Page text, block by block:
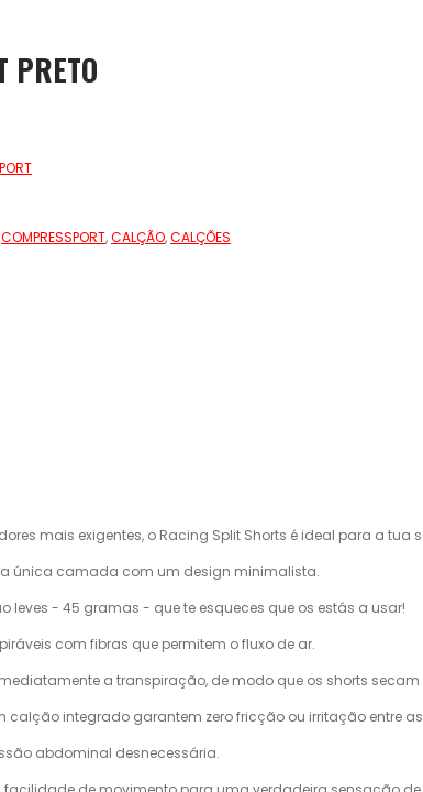
PRETO
COMPRESSPORT,CALÇÃO,CALÇÕES
mais exigentes, o Racing Split Shorts é ideal para a
única camada com um design minimalista.
leves - 45 gramas - que te esqueces que os estás a usar!
com fibras que permitem o fluxo de ar.
a transpiração, de modo que os shorts
calção integrado garantem zero fricção ou irritação entre
abdominal desnecessária.